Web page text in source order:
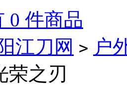
0 件商品
江刀网 > 户
荣之刃